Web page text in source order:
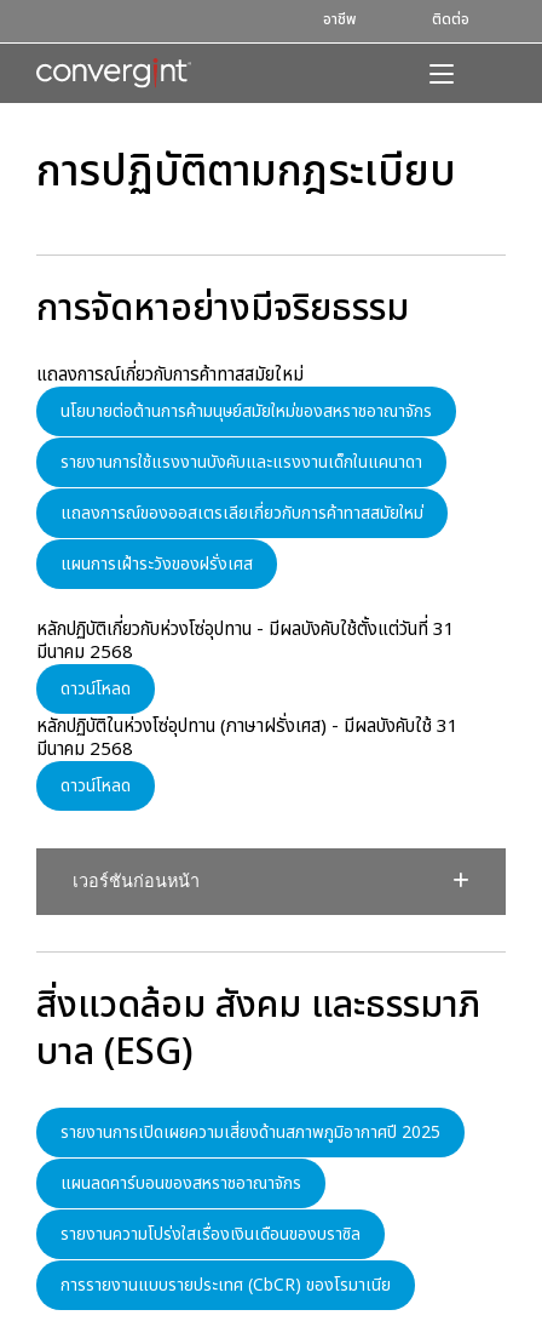
to
content
อาชีพ ติดต่อ
Home
การปฏิบัติตามกฎระเบียบ
การจัดหาอย่างมีจริยธรรม
แถลงการณ์เกี่ยวกับการค้าทาสสมัยใหม่
นโยบายต่อต้านการค้ามนุษย์สมัยใหม่ของสหราชอาณาจักร
รายงานการใช้แรงงานบังคับและแรงงานเด็กในแคนาดา
แถลงการณ์ของออสเตรเลียเกี่ยวกับการค้าทาสสมัยใหม่
แผนการเฝ้าระวังของฝรั่งเศส
หลักปฏิบัติเกี่ยวกับห่วงโซ่อุปทาน - มีผลบังคับใช้ตั้งแต่วันที่ 31
มีนาคม 2568
ดาวน์โหลด
หลักปฏิบัติในห่วงโซ่อุปทาน (ภาษาฝรั่งเศส) - มีผลบังคับใช้ 31
มีนาคม 2568
ดาวน์โหลด
เวอร์ชันก่อนหน้า
สิ่งแวดล้อม สังคม และธรรมาภิ
บาล (ESG)
รายงานการเปิดเผยความเสี่ยงด้านสภาพภูมิอากาศปี 2025
แผนลดคาร์บอนของสหราชอาณาจักร
รายงานความโปร่งใสเรื่องเงินเดือนของบราซิล
การรายงานแบบรายประเทศ (CbCR) ของโรมาเนีย